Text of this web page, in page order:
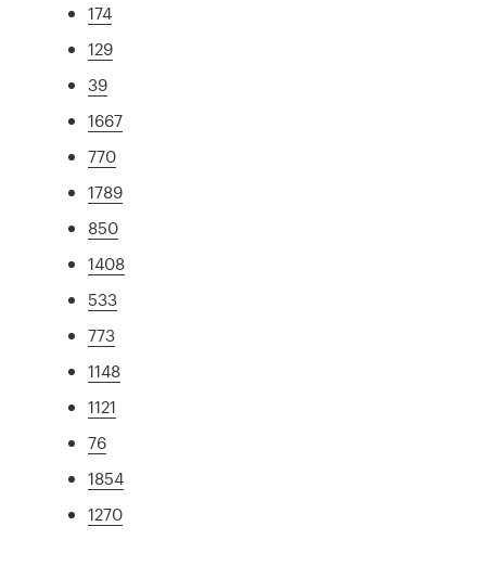
174
129
39
1667
770
1789
850
1408
533
773
1148
1121
76
1854
1270